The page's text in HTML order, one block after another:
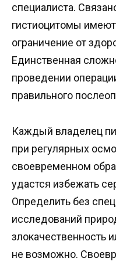
специалиста.
гистиоцитомы
ограничение от
Единственная
проведении
правильного
Каждый владелец
при регулярных
своевременном
удастся избежать
Определить без
исследований
злокачественность
не возможно.